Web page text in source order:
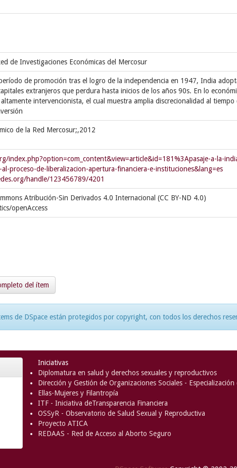
de Investigaciones Económicas del Mercosur
de promoción tras el logro de la independencia en 1947, India
extranjeros que perdura hasta inicios de los años 90s. En lo
intervencionista, el cual muestra amplia discrecionalidad al tiempo
de la Red Mercosur;,2012
index.php?option=com_content&view=article&id=181%3Apasaje-a-la-
proceso-de-liberalizacion-apertura-financiera-e-instituciones&lang=es
handle/123456789/4201
Atribución-Sin Derivados 4.0 Internacional (CC BY-ND 4.0)
openAccess
del ítem
de DSpace están protegidos por copyright, con todos los derechos
Iniciativas
Diplomatura en salud y derechos sexuales y reproductivos
Dirección y Gestión de Organizaciones Sociales - Especialización
Ellas-Mujeres y Filantropía
ITF - Iniciativa deTransparencia Financiera
OSSyR - Observatorio de Salud Sexual y Reproductiva
Proyecto ATICA
REDAAS - Red de Acceso al Aborto Seguro